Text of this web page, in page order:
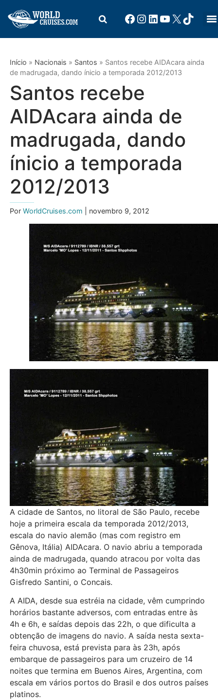
Início » Nacionais » Santos » Santos recebe AIDAcara ainda
de madrugada, dando ínicio a temporada 2012/2013
Santos recebe
AIDAcara ainda de
madrugada, dando
ínicio a temporada
2012/2013
Por WorldCruises.com | novembro 9, 2012
A cidade de Santos, no litoral de São Paulo, recebe
hoje a primeira escala da temporada 2012/2013,
escala do navio alemão (mas com registro em
Gênova, Itália) AIDAcara. O navio abriu a temporada
ainda de madrugada, quando atracou por volta das
4h30min próximo ao Terminal de Passageiros
Gisfredo Santini, o Concais.
A AIDA, desde sua estréia na cidade, vêm cumprindo
horários bastante adversos, com entradas entre às
4h e 6h, e saídas depois das 22h, o que dificulta a
obtenção de imagens do navio. A saída nesta sexta-
feira chuvosa, está prevista para às 23h, após
embarque de passageiros para um cruzeiro de 14
noites que termina em Buenos Aires, Argentina, com
escala em vários portos do Brasil e dos outros países
platinos.